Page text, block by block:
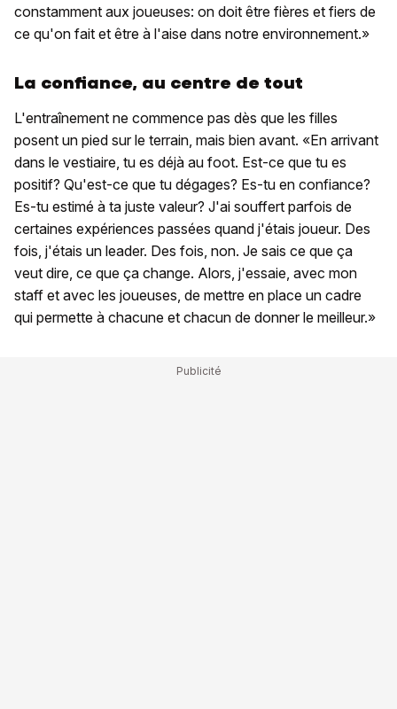
constamment aux joueuses: on doit être fières et fiers de
ce qu'on fait et être à l'aise dans notre environnement.»
La confiance, au centre de tout
L'entraînement ne commence pas dès que les filles
posent un pied sur le terrain, mais bien avant. «En arrivant
dans le vestiaire, tu es déjà au foot. Est-ce que tu es
positif? Qu'est-ce que tu dégages? Es-tu en confiance?
Es-tu estimé à ta juste valeur? J'ai souffert parfois de
certaines expériences passées quand j'étais joueur. Des
fois, j'étais un leader. Des fois, non. Je sais ce que ça
veut dire, ce que ça change. Alors, j'essaie, avec mon
staff et avec les joueuses, de mettre en place un cadre
qui permette à chacune et chacun de donner le meilleur.»